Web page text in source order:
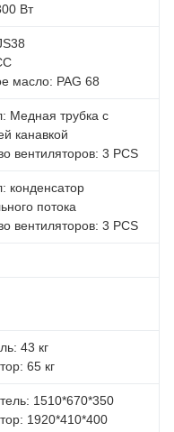
Вт
масло: PAG 68
Медная трубка с
канавкой
вентиляторов: 3 PCS
конденсатор
потока
вентиляторов: 3 PCS
43 кг
65 кг
1510*670*350
1920*410*400